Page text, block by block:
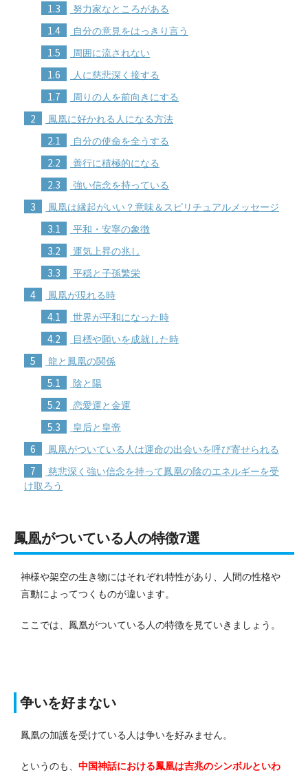
1.3 努力家なところがある
1.4 自分の意見をはっきり言う
1.5 周囲に流されない
1.6 人に慈悲深く接する
1.7 周りの人を前向きにする
2 鳳凰に好かれる人になる方法
2.1 自分の使命を全うする
2.2 善行に積極的になる
2.3 強い信念を持っている
3 鳳凰は縁起がいい？意味＆スピリチュアルメッセージ
3.1 平和・安寧の象徴
3.2 運気上昇の兆し
3.3 平穏と子孫繁栄
4 鳳凰が現れる時
4.1 世界が平和になった時
4.2 目標や願いを成就した時
5 龍と鳳凰の関係
5.1 陰と陽
5.2 恋愛運と金運
5.3 皇后と皇帝
6 鳳凰がついている人は運命の出会いを呼び寄せられる
7
慈悲深く強い信念を持って鳳凰の陰のエネルギーを受
け取ろう
鳳凰がついている人の特徴7選
神様や架空の生き物にはそれぞれ特性があり、人間の性格や
言動によってつくものが違います。
ここでは、鳳凰がついている人の特徴を見ていきましょう。
争いを好まない
鳳凰の加護を受けている人は争いを好みません。
というのも、 中国神話における鳳凰は吉兆のシンボルといわ